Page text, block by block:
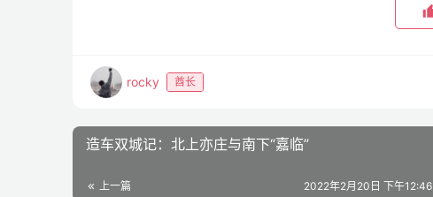
rocky 酋长
造车双城记：北上亦庄与南下“嘉临”
上一篇 2022年2月20日 下午12:46